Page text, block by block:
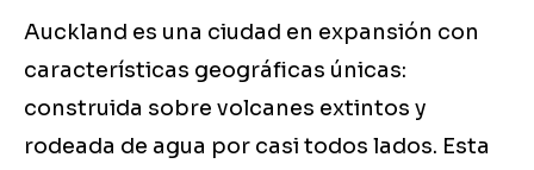
Auckland es una ciudad en expansión con
características geográficas únicas:
construida sobre volcanes extintos y
rodeada de agua por casi todos lados. Esta